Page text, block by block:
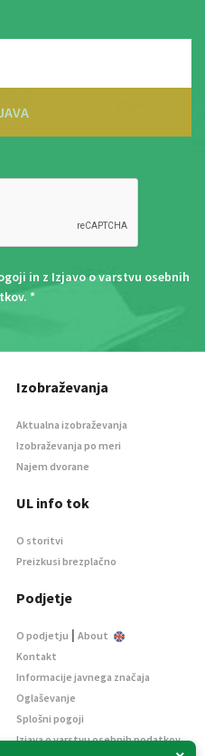
in z Izjavo o varstvu osebnih
. *
Izobraževanja
Aktualna izobraževanja
Izobraževanja po meri
Najem dvorane
UL info tok
O storitvi
Preizkusi brezplačno
Podjetje
O podjetju | About
Kontakt
Informacije javnega značaja
Oglaševanje
Splošni pogoji
Izjava o varstvu osebnih podatkov